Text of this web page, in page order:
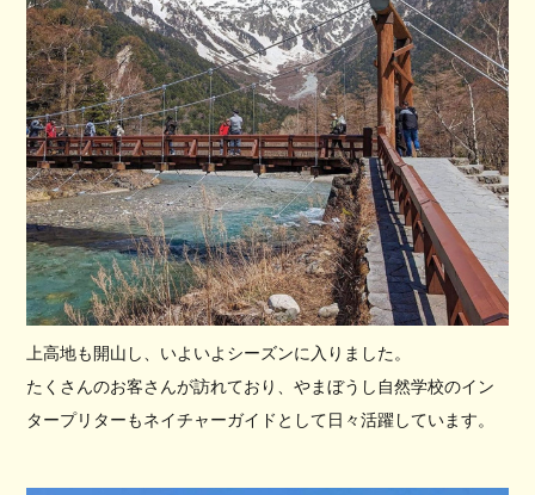
上高地も開山し、いよいよシーズンに入りました。
たくさんのお客さんが訪れており、やまぼうし自然学校のイン
タープリターもネイチャーガイドとして日々活躍しています。